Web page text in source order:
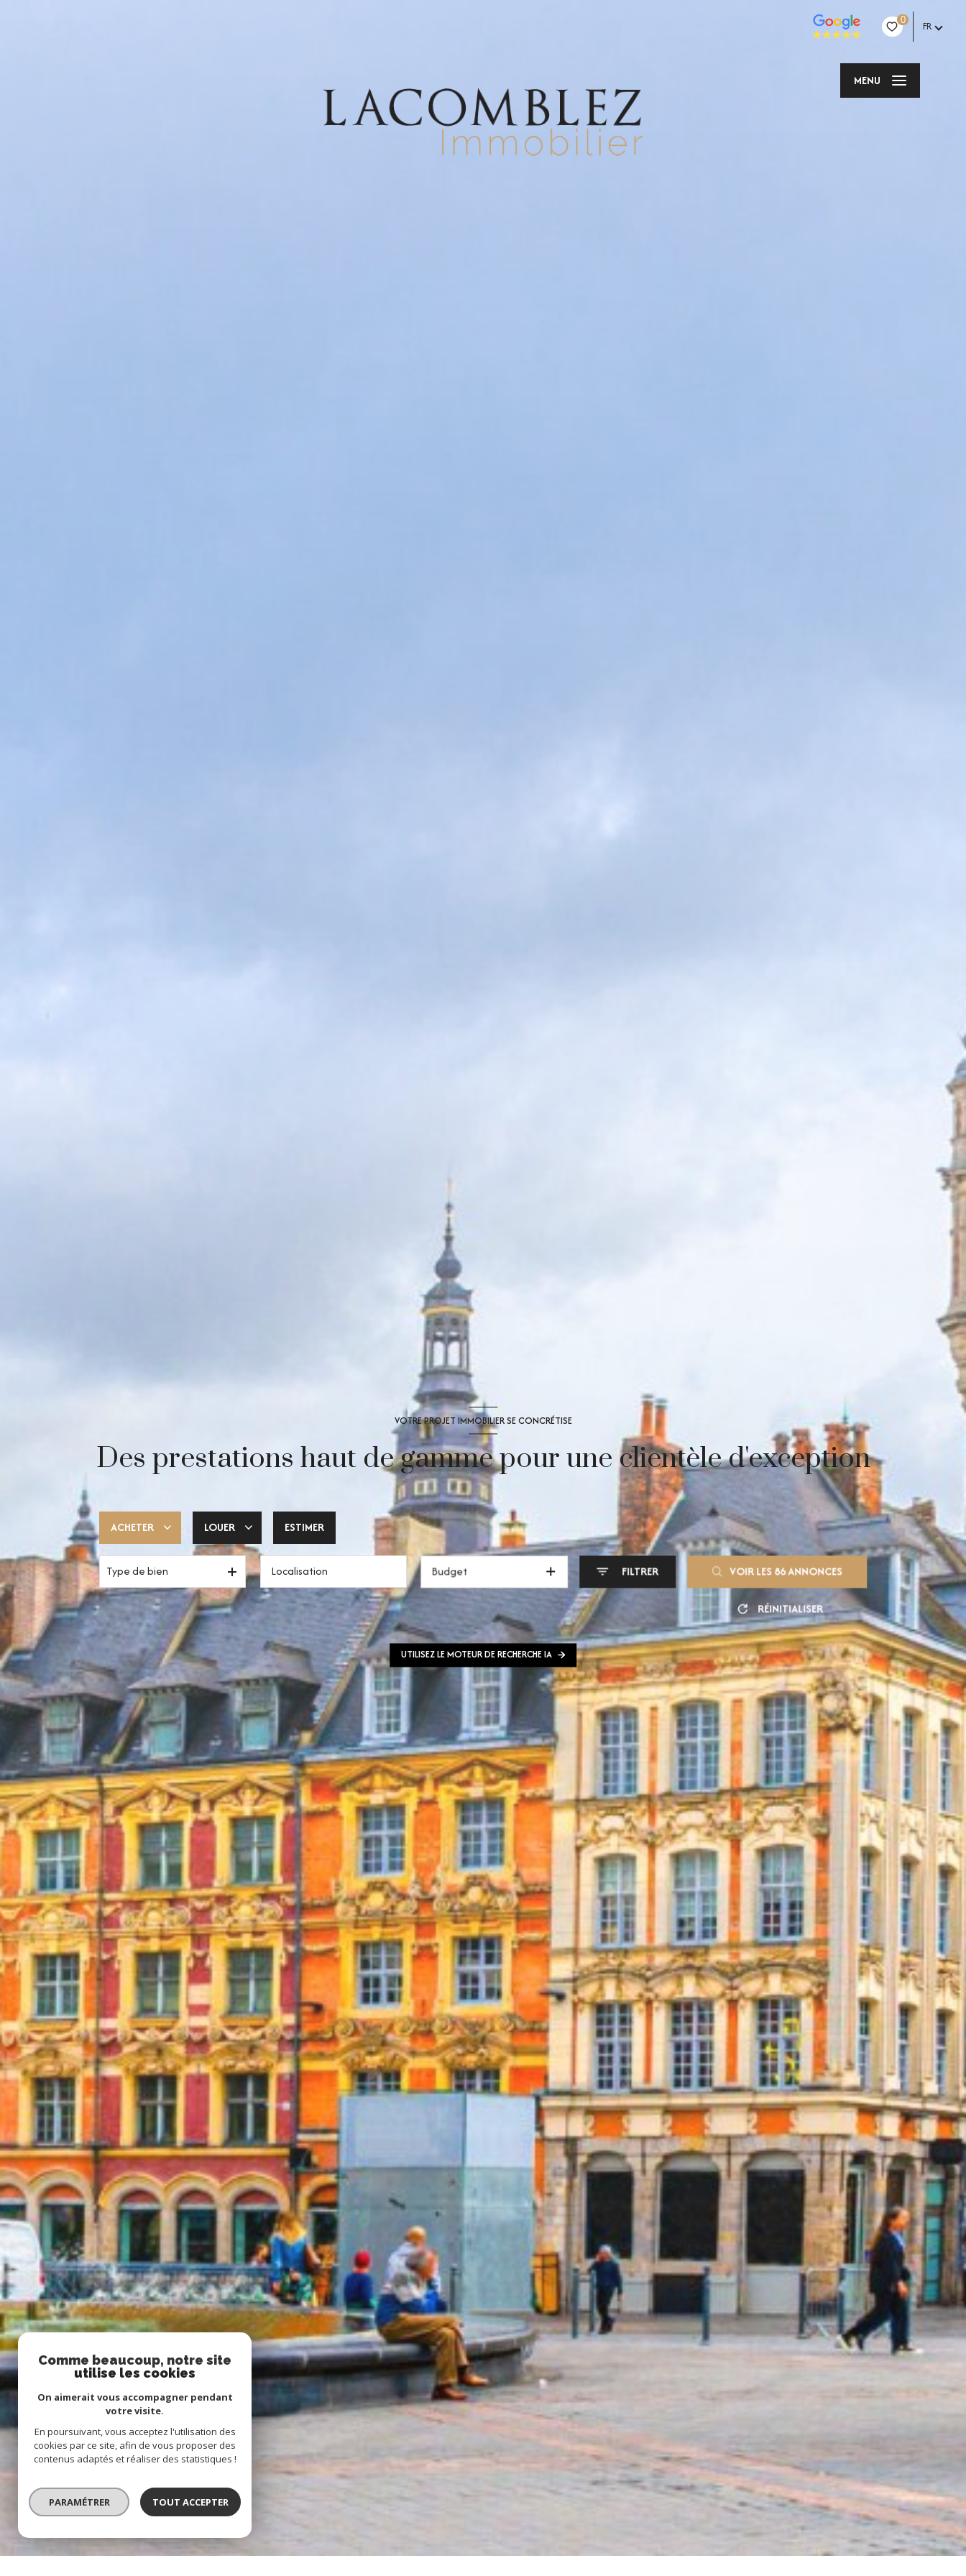
0 FR
MENU
VOTRE PROJET IMMOBILIER SE CONCRÉTISE
Des prestations haut de gamme pour une clientèle d'exception
ACHETER
Trouver ma pépite
LOUER
Votre espace pro
ESTIMER
Type de bien Budget FILTRER VOIR LES86ANNONCES
RÉINITIALISER
UTILISEZ LE MOTEUR DE RECHERCHE IA
Comme beaucoup, notre site
utilise les cookies
On aimerait vous accompagner pendant
votre visite.
En poursuivant, vous acceptez l'utilisation des
cookies par ce site, afin de vous proposer des
contenus adaptés et réaliser des statistiques !
PARAMÉTRER TOUT ACCEPTER